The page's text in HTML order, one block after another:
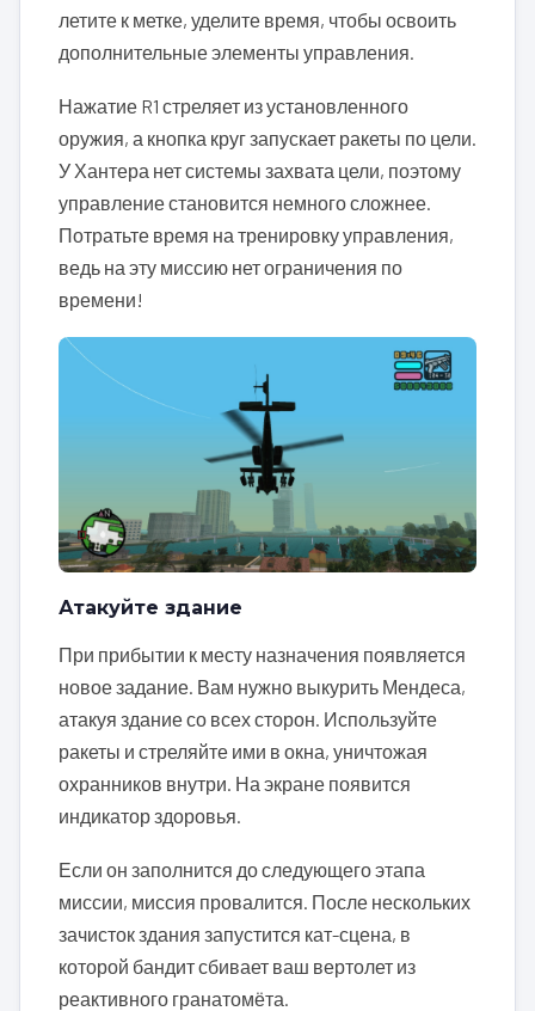
летите к метке, уделите время, чтобы освоить
дополнительные элементы управления.
Нажатие R1 стреляет из установленного
оружия, а кнопка круг запускает ракеты по цели.
У Хантера нет системы захвата цели, поэтому
управление становится немного сложнее.
Потратьте время на тренировку управления,
ведь на эту миссию нет ограничения по
времени!
Атакуйте здание
При прибытии к месту назначения появляется
новое задание. Вам нужно выкурить Мендеса,
атакуя здание со всех сторон. Используйте
ракеты и стреляйте ими в окна, уничтожая
охранников внутри. На экране появится
индикатор здоровья.
Если он заполнится до следующего этапа
миссии, миссия провалится. После нескольких
зачисток здания запустится кат-сцена, в
которой бандит сбивает ваш вертолет из
реактивного гранатомёта.